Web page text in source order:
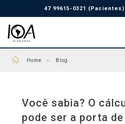
47 99615-0321 (Pacientes)
Home ► Blog
Você sabia? O
pode ser a porta